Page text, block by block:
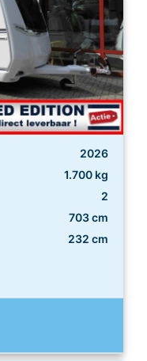
2026
1.700 kg
2
703 cm
232 cm